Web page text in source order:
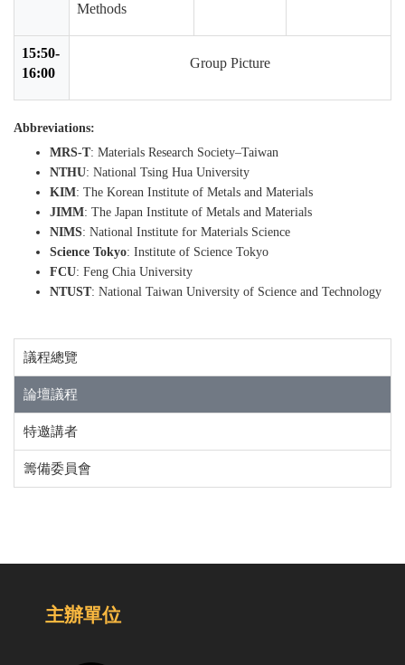
Methods
15:50-
16:00
Group Picture
Abbreviations:
MRS-T: Materials Research Society–Taiwan
NTHU: National Tsing Hua University
KIM: The Korean Institute of Metals and Materials
JIMM: The Japan Institute of Metals and Materials
NIMS: National Institute for Materials Science
Science Tokyo: Institute of Science Tokyo
FCU: Feng Chia University
NTUST: National Taiwan University of Science and Technology
議程總覽
論壇議程
特邀講者
籌備委員會
主辦單位